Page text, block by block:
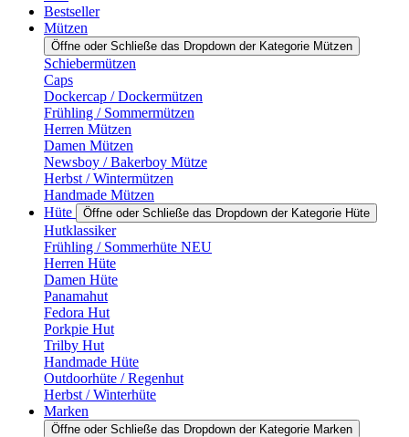
Bestseller
Mützen
Öffne oder Schließe das Dropdown der Kategorie Mützen
Schiebermützen
Caps
Dockercap / Dockermützen
Frühling / Sommermützen
Herren Mützen
Damen Mützen
Newsboy / Bakerboy Mütze
Herbst / Wintermützen
Handmade Mützen
Hüte
Öffne oder Schließe das Dropdown der Kategorie Hüte
Hutklassiker
Frühling / Sommerhüte NEU
Herren Hüte
Damen Hüte
Panamahut
Fedora Hut
Porkpie Hut
Trilby Hut
Handmade Hüte
Outdoorhüte / Regenhut
Herbst / Winterhüte
Marken
Öffne oder Schließe das Dropdown der Kategorie Marken